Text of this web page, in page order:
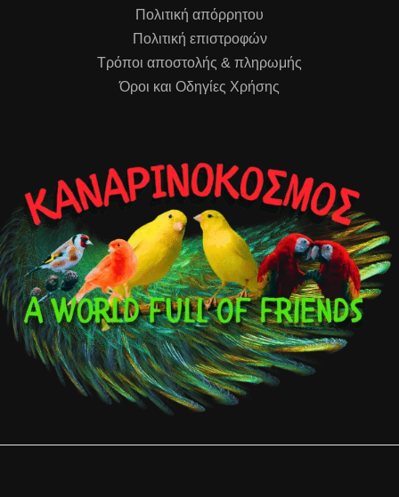
Πολιτική απόρρητου
Πολιτική επιστροφών
Τρόποι αποστολής & πληρωμής
Όροι και Οδηγίες Χρήσης